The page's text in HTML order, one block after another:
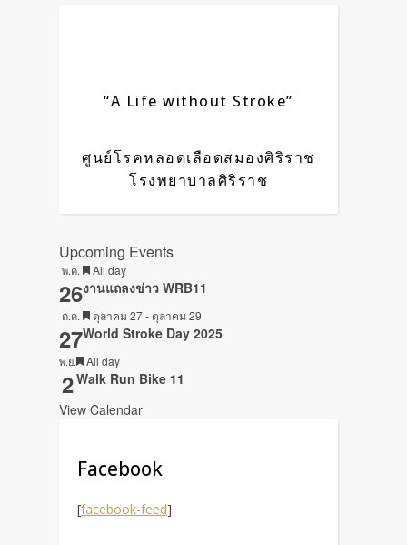
“A Life without Stroke”
ศูนย์โรคหลอดเลือดสมองศิริราช
โรงพยาบาลศิริราช
Upcoming Events
พ.ค.
26
Featured
All day
งานแถลงข่าว WRB11
ต.ค.
27
Featured
ตุลาคม 27- ตุลาคม 29
World Stroke Day 2025
พ.ย.
2
Featured
All day
Walk Run Bike 11
View Calendar
Facebook
[facebook-feed]